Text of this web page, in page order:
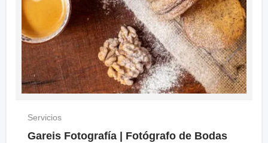
Servicios
Gareis Fotografía | Fotógrafo de Bodas